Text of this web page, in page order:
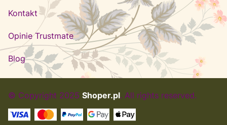
Kontakt
Opinie Trustmate
Blog
© Copyright 2025 Shoper.pl. All rights reserved.